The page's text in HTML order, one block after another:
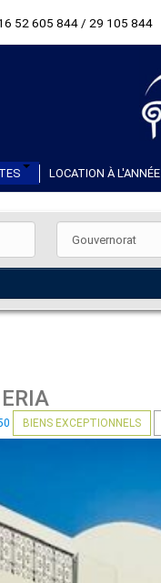
52 605 844 / 29 105 844
LOCATION À L'ANNÉE
BIENS EXCEPTIONNELS